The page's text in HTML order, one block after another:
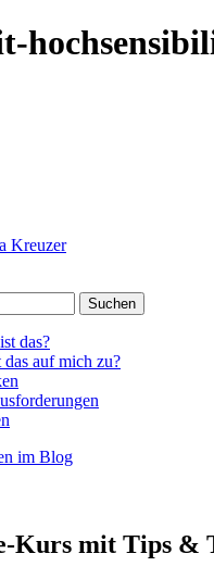
Kreuzer
das?
auf mich zu?
im Blog
Kurs mit Tips &